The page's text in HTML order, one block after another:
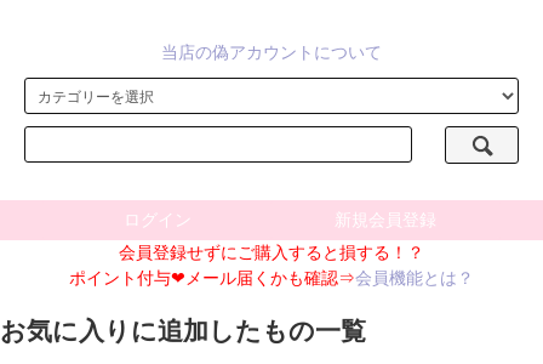
当店の偽アカウントについて
ログイン
新規会員登録
会員登録せずにご購入すると損する！？
ポイント付与❤メール届くかも確認⇒会員機能とは？
お気に入りに追加したもの一覧